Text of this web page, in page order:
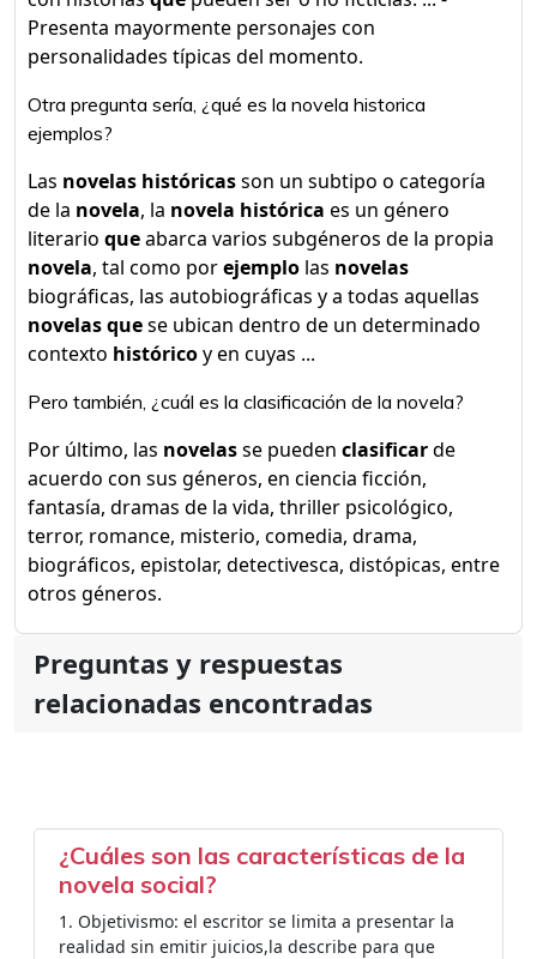
Presenta mayormente personajes con
personalidades típicas del momento.
Otra pregunta sería, ¿qué es la novela historica
ejemplos?
Las novelas históricasson un subtipo o categoría
de la novela, la novela histórica es un género
literario queabarca varios subgéneros de la propia
novela, tal como porejemplo las novelas
biográficas, las autobiográficas y a todas aquellas
novelas quese ubican dentro de un determinado
contexto históricoy en cuyas ...
Pero también, ¿cuál es la clasificación de la novela?
Por último, las novelasse pueden clasificarde
acuerdo con sus géneros, en ciencia ficción,
fantasía, dramas de la vida, thriller psicológico,
terror, romance, misterio, comedia, drama,
biográficos, epistolar, detectivesca, distópicas, entre
otros géneros.
Preguntas y respuestas
relacionadas encontradas
¿Cuáles son las características de la
novela social?
1. Objetivismo: el escritor se limita a presentar la
realidad sin emitir juicios,la describe para que